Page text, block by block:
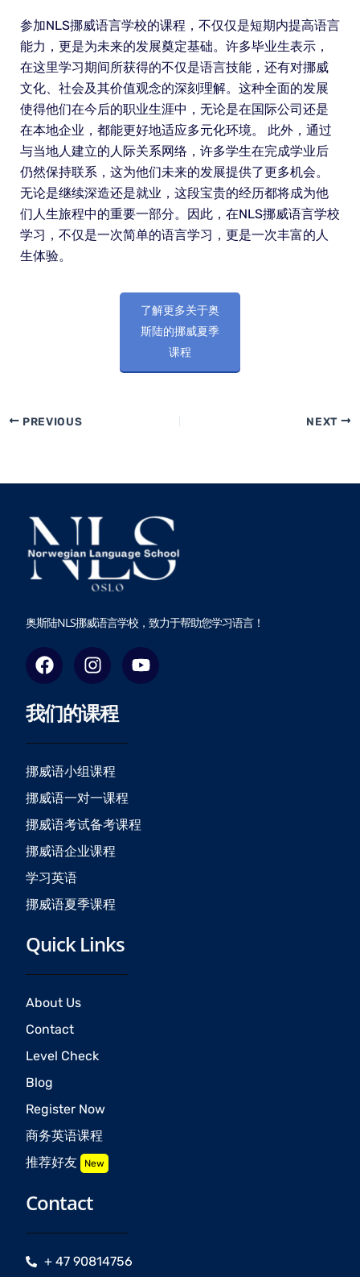
参加NLS挪威语言学校的课程，不仅仅是短期内提高语言
能力，更是为未来的发展奠定基础。许多毕业生表示，
在这里学习期间所获得的不仅是语言技能，还有对挪威
文化、社会及其价值观念的深刻理解。这种全面的发展
使得他们在今后的职业生涯中，无论是在国际公司还是
在本地企业，都能更好地适应多元化环境。 此外，通过
与当地人建立的人际关系网络，许多学生在完成学业后
仍然保持联系，这为他们未来的发展提供了更多机会。
无论是继续深造还是就业，这段宝贵的经历都将成为他
们人生旅程中的重要一部分。因此，在NLS挪威语言学校
学习，不仅是一次简单的语言学习，更是一次丰富的人
生体验。
了解更多关于奥
斯陆的挪威夏季
课程
PREVIOUS NEXT
奥斯陆NLS挪威语言学校，致力于帮助您学习语言！
F
a
c
e
b
o
o
k
I
n
s
t
a
g
r
a
m
Y
o
u
我们的课程
挪威语小组课程
挪威语一对一课程
挪威语考试备考课程
挪威语企业课程
学习英语
挪威语夏季课程
Quick Links
About Us
Contact
Level Check
Blog
Register Now
商务英语课程
推荐好友 New
Contact
+ 47 90814756